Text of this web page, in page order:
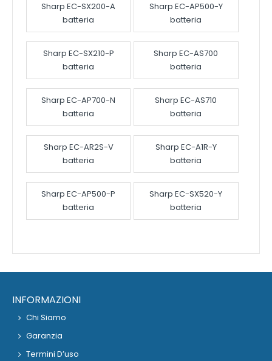
Sharp EC-SX200-A
batteria
Sharp EC-AP500-Y
batteria
Sharp EC-SX210-P
batteria
Sharp EC-AS700
batteria
Sharp EC-AP700-N
batteria
Sharp EC-AS710
batteria
Sharp EC-AR2S-V
batteria
Sharp EC-A1R-Y
batteria
Sharp EC-AP500-P
batteria
Sharp EC-SX520-Y
batteria
INFORMAZIONI
Chi Siamo
Garanzia
Termini D’uso